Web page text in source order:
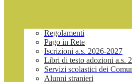
Regolamenti
Pago in Rete
Iscrizioni a.s. 2026-2027
Libri di testo adozioni a.s.
Servizi scolastici dei
Alunni stranieri